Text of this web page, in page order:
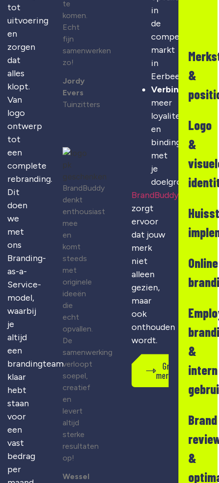
tot
uitvoering
en
zorgen
dat
alles
klopt.
Van
logo
ontwerp
tot
een
complete
rebranding.
Dit
doen
we
met
ons
Branding-
as-a-
Service-
model,
waarbij
je
altijd
een
brandingteam
klaar
hebt
staan
voor
een
vast
bedrag
per
te
komen.
Echt
fijn
samenwerken
zo!
Jordy
Evers
Tuinzitters
BrandBuddy
denkt
enthousiast
mee
en
komt
steeds
met
originele
ideeën
die
echt
opvallen.
De
samenwerking
verloopt
soepel,
creatief
en
levert
altijd
sterke
resultaten
op!
Wessel
in
de
competitieve
markt
in
Eerbeek
Verbinding
meer
loyaliteit
en
binding
met
je
doelgroep
BrandBuddy
zorgt
ervoor
dat jouw
merk
niet
alleen
gezien,
maar
ook
onthouden
wordt.
Gratis
merkscan
&
Logo
&
Online
&
intern
Brand
&